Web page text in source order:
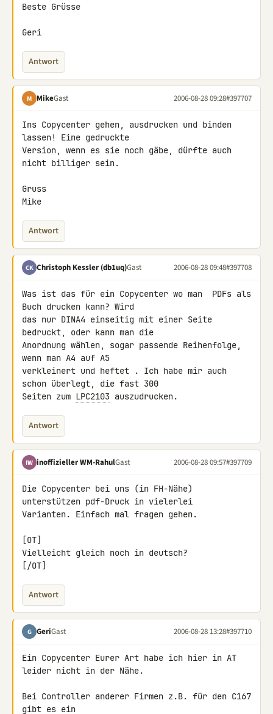
Beste Grüsse
Geri
Antwort
M MikeGast 2006-08-28 09:28#397707
Ins Copycenter gehen, ausdrucken und binden
lassen! Eine gedruckte
Version, wenn es sie noch gäbe, dürfte auch
nicht billiger sein.
Gruss
Mike
Antwort
CK Christoph Kessler (db1uq)Gast 2006-08-28 09:48#397708
Was ist das für ein Copycenter wo man  PDFs als
Buch drucken kann? Wird
das nur DINA4 einseitig mit einer Seite
bedruckt, oder kann man die
Anordnung wählen, sogar passende Reihenfolge,
wenn man A4 auf A5
verkleinert und heftet . Ich habe mir auch
schon überlegt, die fast 300
Seiten zum LPC2103 auszudrucken.
Antwort
IW inoffizieller WM-RahulGast 2006-08-28 09:57#397709
Die Copycenter bei uns (in FH-Nähe)
unterstützen pdf-Druck in vielerlei
Varianten. Einfach mal fragen gehen.
[OT]
Vielleicht gleich noch in deutsch?
[/OT]
Antwort
G GeriGast 2006-08-28 13:28#397710
Ein Copycenter Eurer Art habe ich hier in AT
leider nicht in der Nähe.
Bei Controller anderer Firmen z.B. für den C167
gibt es ein